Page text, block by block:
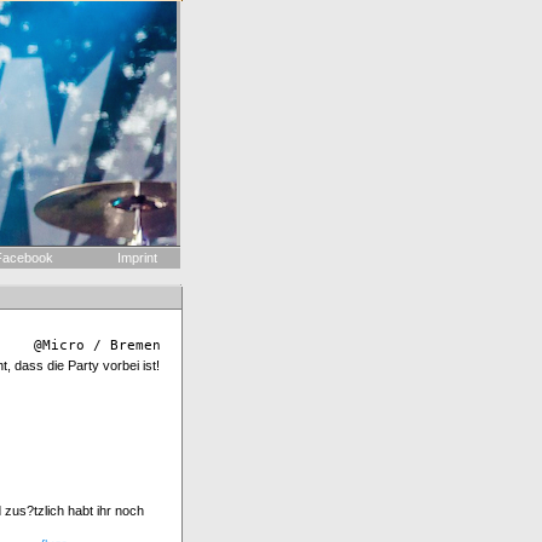
Imprint
@Micro / Bremen
dass die Party vorbei ist!
zus?tzlich habt ihr noch